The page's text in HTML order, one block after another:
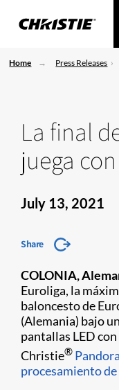
Home Press Releases
La final
juega
July 13, 2021
Share
COLONIA,
Euroliga, la
baloncesto de
(Alemania) bajo
pantallas LED
Christie®
procesamiento